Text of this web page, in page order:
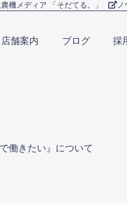
機メディア 「そだてる。」 ノ
店舗案内 ブログ 採
働きたい』について